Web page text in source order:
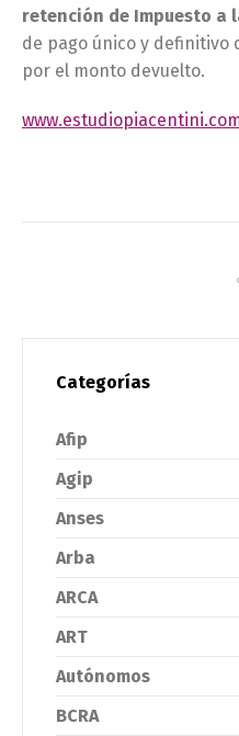
retención de Impuesto a
de pago único y definitivo
por el monto devuelto.
Categorías
Afip
Agip
Anses
Arba
ARCA
ART
Autónomos
BCRA